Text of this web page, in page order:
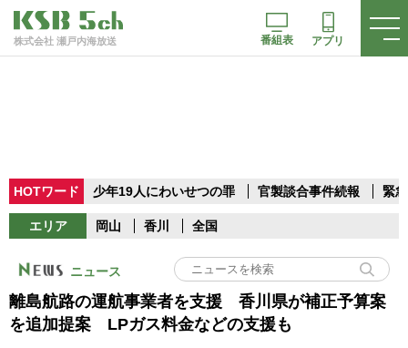
株式会社 瀬戸内海放送 番組表 アプリ
HOTワード 少年19人にわいせつの罪 官製談合事件続報 緊
エリア 岡山 香川 全国
ニュース
離島航路の運航事業者を支援 香川県が補正予算案
を追加提案 LPガス料金などの支援も